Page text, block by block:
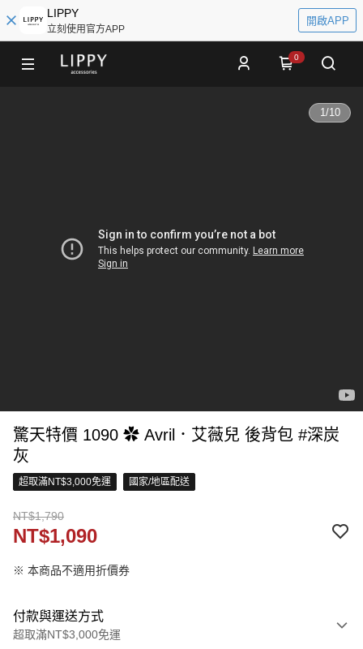
LIPPY
立刻使用官方APP
開啟APP
0
1/10
驚天特價 1090 ✿ Avril．艾薇兒 後背包 #深炭
灰
超取滿NT$3,000免運 國家/地區配送
NT$1,790
NT$1,090
※ 本商品不適用折價券
付款與運送方式
超取滿NT$3,000免運